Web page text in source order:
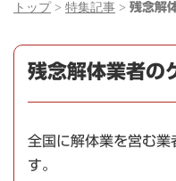
トップ > 特集記事 > 残念解
残念解体業者の
全国に解体業を営む
す。